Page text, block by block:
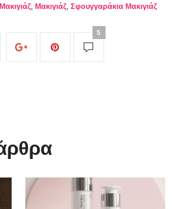
Μακιγιάζ Σφουγγαράκια Μακιγιάζ
5